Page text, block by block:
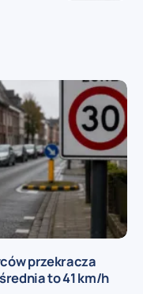
przekracza
to 41 km/h